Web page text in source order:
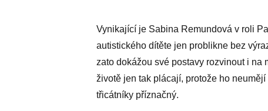
Vynikající je Sabina Remundová v roli
autistického dítěte jen problikne bez
zato dokážou své postavy rozvinout i na
životě jen tak plácají, protože ho
třicátníky příznačný.